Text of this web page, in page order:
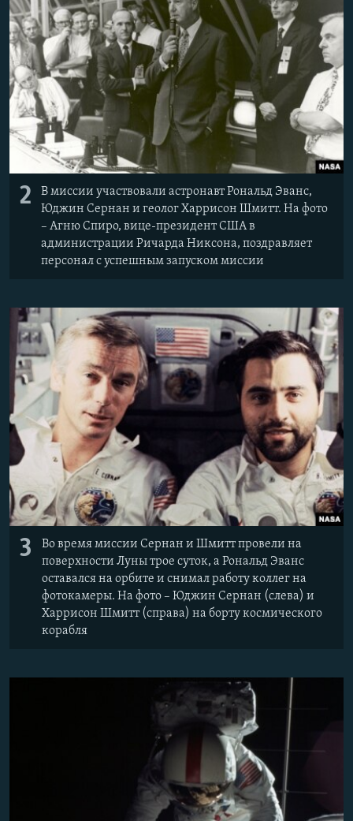
2
В миссии участвовали астронавт Рональд Эванс,
Юджин Сернан и геолог Харрисон Шмитт. На фото
– Агню Спиро, вице-президент США в
администрации Ричарда Никсона, поздравляет
персонал с успешным запуском миссии
3
Во время миссии Сернан и Шмитт провели на
поверхности Луны трое суток, а Рональд Эванс
оставался на орбите и снимал работу коллег на
фотокамеры. На фото – Юджин Сернан (слева) и
Харрисон Шмитт (справа) на борту космического
корабля